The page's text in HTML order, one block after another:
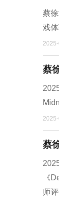
蔡
戏
蔡
蔡
《
师